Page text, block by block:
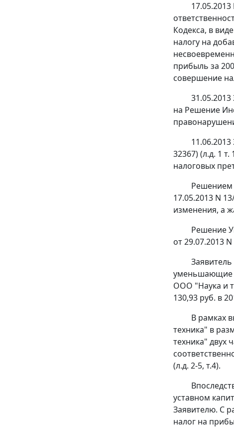
Кодекса, в
налогу на
прибыль за
совершение
на Решение
32367) (л.д. 1
налоговых
Решением
17.05.2013 N
изменения, а
Решение
от 29.07.2013
уменьшающие
ООО "Наука и
130,93 руб. в
В рамках
техника" в
техника" двух
(л.д. 2-5, т.4).
уставном
Заявителю. С
налог на